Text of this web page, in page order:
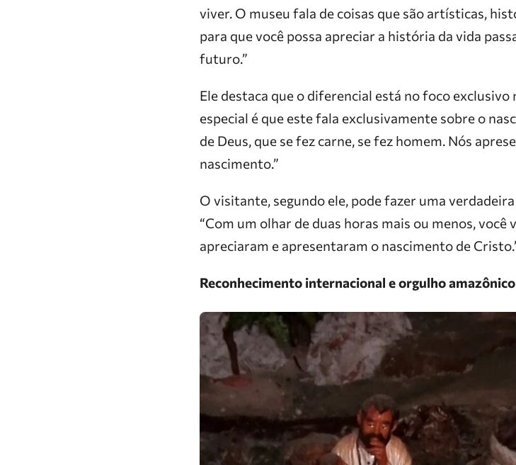
viver. O museu fala de coisas que são artísticas,
para que você possa apreciar a história da vida
futuro.”
Ele destaca que o diferencial está no foco
especial é que este fala exclusivamente sobre o
de Deus, que se fez carne, se fez homem. Nós
nascimento.”
O visitante, segundo ele, pode fazer uma
“Com um olhar de duas horas mais ou menos, você
apreciaram e apresentaram o nascimento de
Reconhecimento internacional e orgulho amazônico